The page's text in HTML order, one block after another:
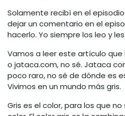
Solamente recibí en el episodio
dejar un comentario en el
hacerlo. Yo siempre los leo y
Vamos a leer este artículo
o jataca.com, no sé. Jataca
poco raro, no sé de dónde es
Vivimos en un mundo más gris.
Gris es el color, para los que